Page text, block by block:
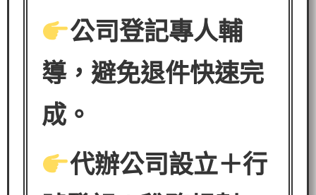
公司登記專人輔
導，避免退件快速完
成。
代辦公司設立＋行